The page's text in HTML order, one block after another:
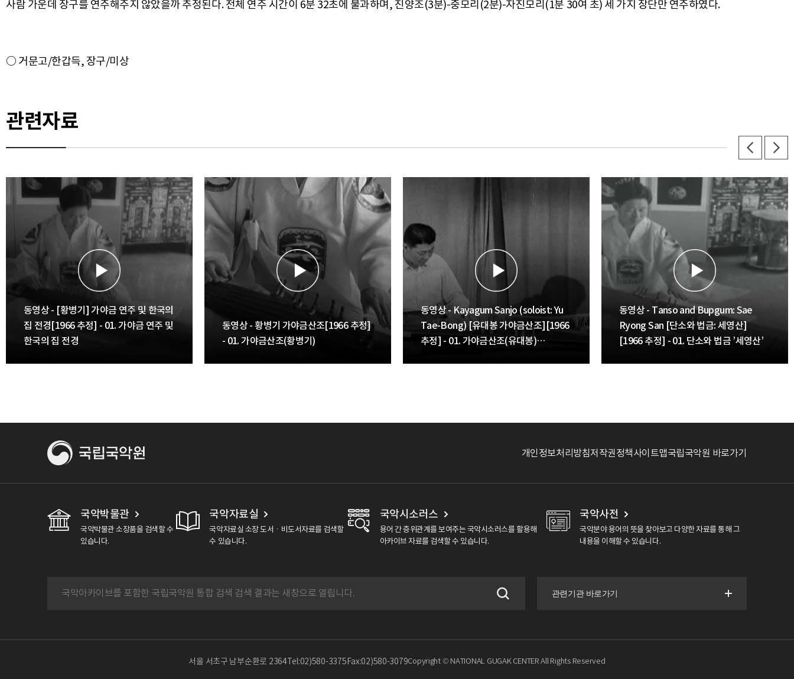
사람 가운데 장구를 연주해주지 않았을까 추정된다. 전체 연주 시간이 6분 32초에 불과하며, 진양조(3분)-중모리(2분)-자진모리(1분 30여 초) 세 가지 장단만 연주하였다.
관련자료
동영상 - [황병기] 가야금 연주 및 한국의
집 전경[1966 추정] - 01. 가야금 연주 및
한국의 집 전경
동영상 - 황병기 가야금산조[1966 추정]
- 01. 가야금산조(황병기)
동영상 - Kayagum Sanjo (soloist: Yu
Tae-Bong) [유대봉 가야금산조][1966
추정] - 01. 가야금산조(유대봉)
동영상 - Tanso and Bupgum: Sae
Ryong San [단소와 법금: 세영산]
[1966 추정] - 01. 단소와 법금 ’세영산’
개인정보처리방침저작권정책사이트맵국립국악원 바로가기
국악박물관
국악박물관 소장품을 검색할 수
있습니다.
국악자료실
국악자료실 소장 도서ㆍ비도서자료를 검색할
수 있습니다.
국악시소러스
용어 간 층위관계를 보여주는 국악시소러스를 활용해
아카이브 자료를 검색할 수 있습니다.
국악사전
국악분야 용어의 뜻을 찾아보고 다양한 자료를 통해 그
내용을 이해할 수 있습니다.
서울 서초구 남부순환로 2364Tel:02)580-3375Fax:02)580-3079Copyright © NATIONAL GUGAK CENTER All Rights Reserved